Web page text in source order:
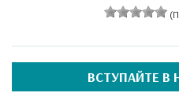
ВСТУПАЙТЕ В